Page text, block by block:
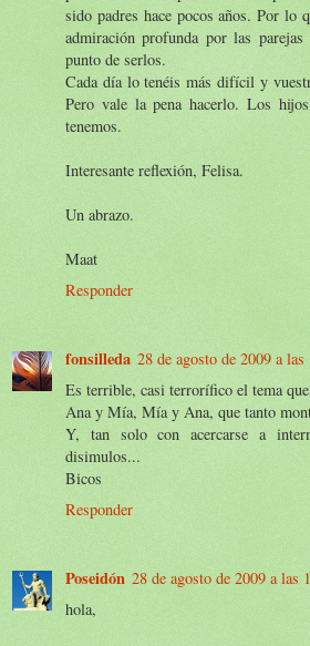
sido padres hace pocos años. Por lo
admiración profunda por las
punto de serlos.
Cada día lo tenéis más difícil y
Pero vale la pena hacerlo. Los
tenemos.
Interesante reflexión, Felisa.
Un abrazo.
Maat
Responder
fonsilleda 28 de agosto de 2009 a las
Es terrible, casi terrorífico el tema que
Ana y Mía, Mía y Ana, que tanto
Y, tan solo con acercarse a
disimulos...
Bicos
Responder
Poseidón 28 de agosto de 2009 a las
hola,